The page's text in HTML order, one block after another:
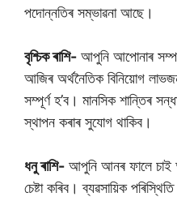
পদোন্নতিৰ সম্ভাৱনা আছে।
বৃশ্চিক ৰাশি- আপুনি আপোনাৰ
আজিৰ অৰ্থনৈতিক বিনিয়োগ
সম্পূৰ্ণ হ’ব। মানসিক শান্তিৰ
স্থাপন কৰাৰ সুযোগ থাকিব।
ধনু ৰাশি- আপুনি আনৰ ফালে চাই
চেষ্টা কৰিব। ব্যৱসায়িক